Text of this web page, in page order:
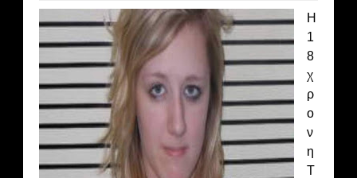
Η
1
8
χ
ρ
ο
ν
η
T